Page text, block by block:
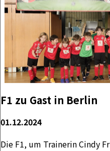
F1 zu Gast in Berlin
01.12.2024
Die F1, um Trainerin Cindy